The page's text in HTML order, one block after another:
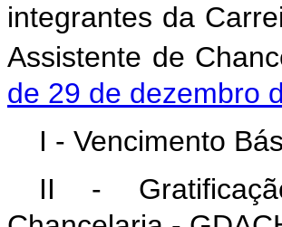
integrantes da
Assistente de
de 29 de dezembro
I - Vencimento
II -